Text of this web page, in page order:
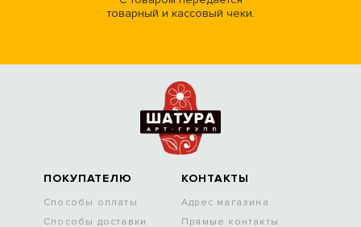
товарный и кассовый чеки.
ПОКУПАТЕЛЮ
Способы оплаты
Способы доставки
КОНТАКТЫ
Адрес магазина
Прямые контакты